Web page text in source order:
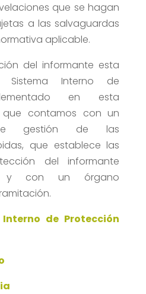
que se hagan
a las salvaguardas
aplicable.
del informante esta
Interno de
en esta
contamos con un
de gestión de las
que establece las
del informante
y con un órgano
de Protección